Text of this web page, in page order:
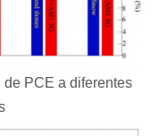
PCE a diferentes